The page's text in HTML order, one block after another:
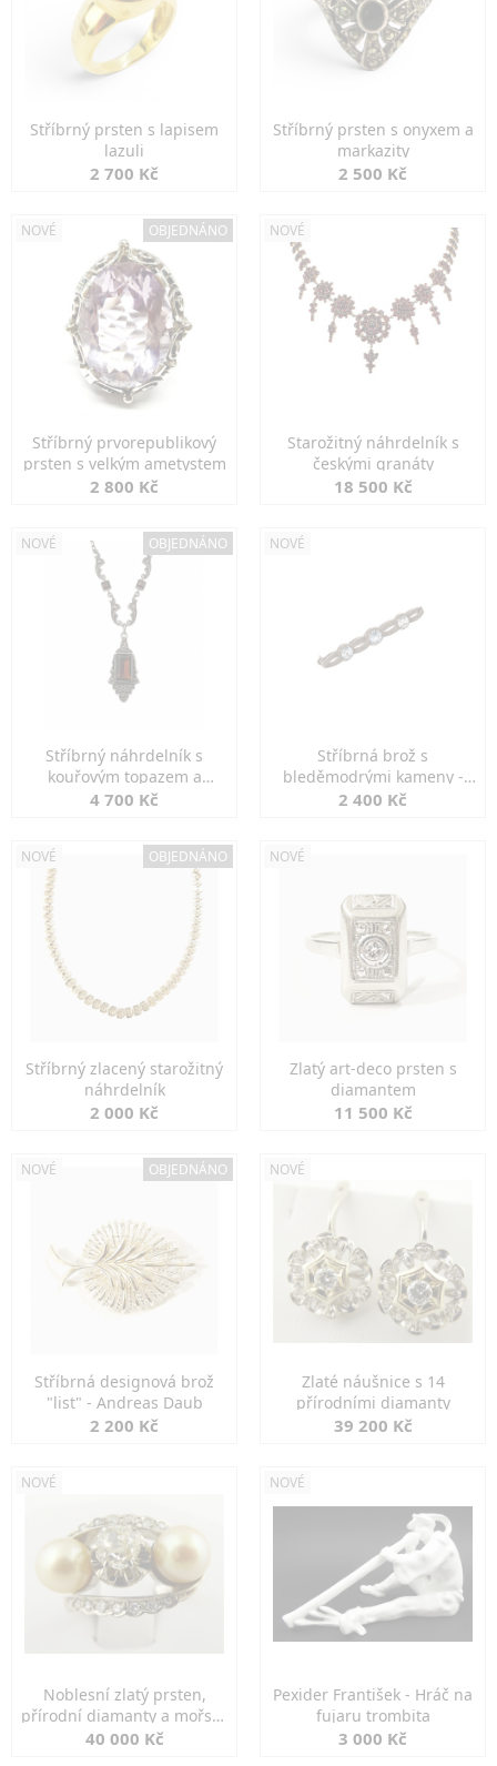
Stříbrný prsten s lapisem
lazuli
2 700 Kč
Stříbrný prsten s onyxem a
markazity
2 500 Kč
NOVÉ OBJEDNÁNO
Stříbrný prvorepublikový
prsten s velkým ametystem
2 800 Kč
NOVÉ
Starožitný náhrdelník s
českými granáty
18 500 Kč
NOVÉ OBJEDNÁNO
Stříbrný náhrdelník s
kouřovým topazem a
markazity
4 700 Kč
NOVÉ
Stříbrná brož s
bleděmodrými kameny -
jemná elegance
2 400 Kč
NOVÉ OBJEDNÁNO
Stříbrný zlacený starožitný
náhrdelník
2 000 Kč
NOVÉ
Zlatý art-deco prsten s
diamantem
11 500 Kč
NOVÉ OBJEDNÁNO
Stříbrná designová brož
"list" - Andreas Daub
2 200 Kč
NOVÉ
Zlaté náušnice s 14
přírodními diamanty
39 200 Kč
NOVÉ
Noblesní zlatý prsten,
přírodní diamanty a mořské
perly
40 000 Kč
NOVÉ
Pexider František - Hráč na
fujaru trombita
3 000 Kč